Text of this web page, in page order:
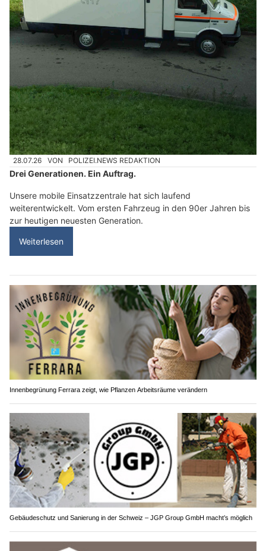
28.07.26 VON POLIZEI.NEWS REDAKTION
Drei Generationen. Ein Auftrag.
Unsere mobile Einsatzzentrale hat sich laufend
weiterentwickelt. Vom ersten Fahrzeug in den 90er Jahren bis
zur heutigen neuesten Generation.
Weiterlesen
Innenbegrünung Ferrara zeigt, wie Pflanzen Arbeitsräume verändern
Gebäudeschutz und Sanierung in der Schweiz – JGP Group GmbH macht’s möglich